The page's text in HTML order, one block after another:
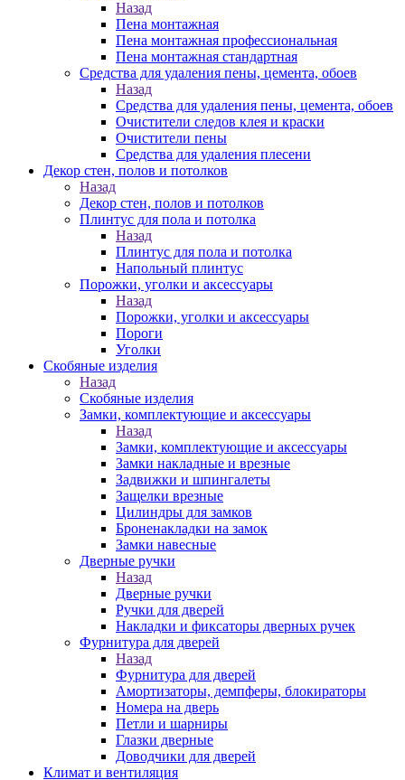
Назад
Пена монтажная
Пена монтажная профессиональная
Пена монтажная стандартная
Средства для удаления пены, цемента, обоев
Назад
Средства для удаления пены, цемента, обоев
Очистители следов клея и краски
Очистители пены
Средства для удаления плесени
Декор стен, полов и потолков
Назад
Декор стен, полов и потолков
Плинтус для пола и потолка
Назад
Плинтус для пола и потолка
Напольный плинтус
Порожки, уголки и аксессуары
Назад
Порожки, уголки и аксессуары
Пороги
Уголки
Скобяные изделия
Назад
Скобяные изделия
Замки, комплектующие и аксессуары
Назад
Замки, комплектующие и аксессуары
Замки накладные и врезные
Задвижки и шпингалеты
Защелки врезные
Цилиндры для замков
Броненакладки на замок
Замки навесные
Дверные ручки
Назад
Дверные ручки
Ручки для дверей
Накладки и фиксаторы дверных ручек
Фурнитура для дверей
Назад
Фурнитура для дверей
Амортизаторы, демпферы, блокираторы
Номера на дверь
Петли и шарниры
Глазки дверные
Доводчики для дверей
Климат и вентиляция